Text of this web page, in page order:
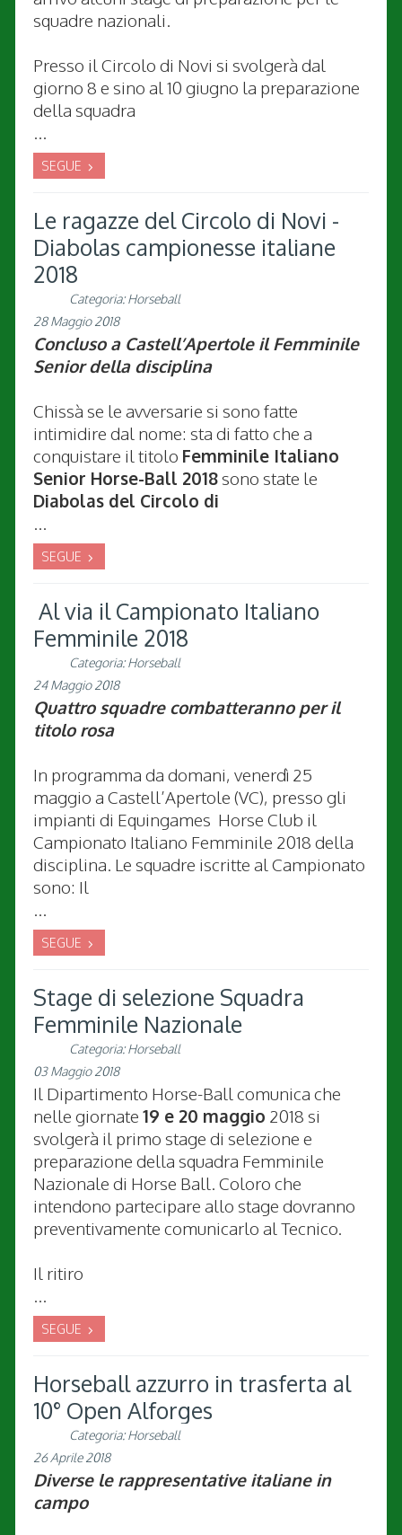
squadre nazionali.
Presso il Circolo di Novi si svolgerà dal
giorno 8 e sino al 10 giugno la preparazione
della squadra
...
SEGUE
Le ragazze del Circolo di Novi -
Diabolas campionesse italiane
2018
Categoria:Horseball
28 Maggio 2018
Concluso a Castell’Apertole il Femminile
Senior della disciplina
Chissà se le avversarie si sono fatte
intimidire dal nome: sta di fatto che a
conquistare il titolo Femminile Italiano
Senior Horse-Ball 2018sono state le
Diabolas del Circolo di
...
SEGUE
Al via il Campionato Italiano
Femminile 2018
Categoria:Horseball
24 Maggio 2018
Quattro squadre combatteranno per il
titolo rosa
In programma da domani, venerdì 25
maggio a Castell’Apertole (VC), presso gli
impianti di Equingames Horse Club il
Campionato Italiano Femminile 2018 della
disciplina. Le squadre iscritte al Campionato
sono: Il
...
SEGUE
Stage di selezione Squadra
Femminile Nazionale
Categoria:Horseball
03 Maggio 2018
Il Dipartimento Horse-Ball comunica che
nelle giornate 19 e 20 maggio 2018 si
svolgerà il primo stage di selezione e
preparazione della squadra Femminile
Nazionale di Horse Ball. Coloro che
intendono partecipare allo stage dovranno
preventivamente comunicarlo al Tecnico.
Il ritiro
...
SEGUE
Horseball azzurro in trasferta al
10° Open Alforges
Categoria:Horseball
26 Aprile 2018
Diverse le rappresentative italiane in
campo